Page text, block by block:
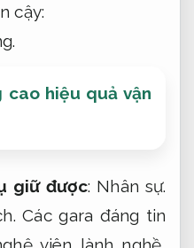
cậy:
hiệu quả vận
giữ được: Nhân sự.
Các gara đáng tin